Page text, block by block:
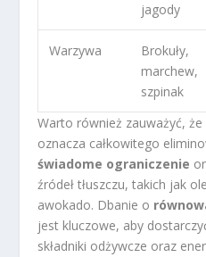
jagody
Warzywa
Brokuły,
marchew,
szpinak
Warto również zauważyć,
oznacza całkowitego
świadome ograniczenie
źródeł tłuszczu, takich jak
awokado. Dbanie o
jest kluczowe, aby
składniki odżywcze oraz